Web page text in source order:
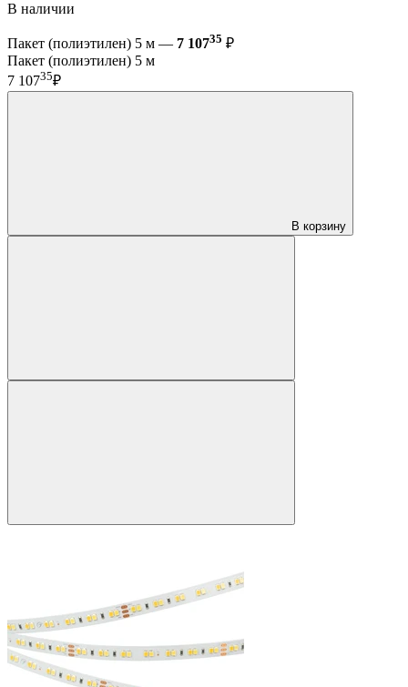
В наличии
Пакет (полиэтилен) 5 м — 7 10735 ₽
Пакет (полиэтилен) 5 м
7 10735₽
В корзину